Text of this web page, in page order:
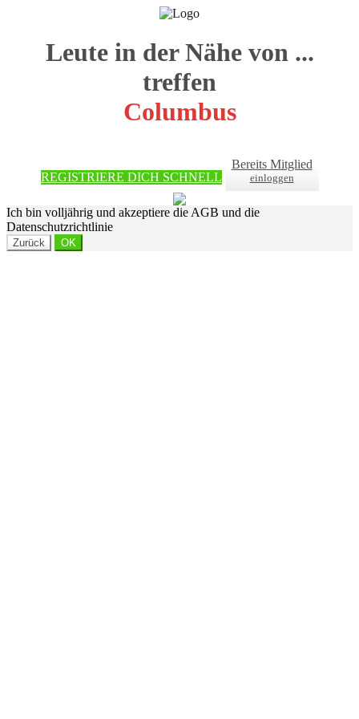
Leute in der Nähe von ...
treffen
Columbus
REGISTRIERE DICH SCHNELL
Bereits Mitglied
einloggen
Ich bin volljährig und akzeptiere die AGB und die
Datenschutzrichtlinie
Zurück OK